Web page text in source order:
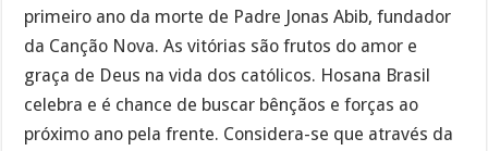
primeiro ano da morte de Padre Jonas Abib, fundador
da Canção Nova. As vitórias são frutos do amor e
graça de Deus na vida dos católicos. Hosana Brasil
celebra e é chance de buscar bênçãos e forças ao
próximo ano pela frente. Considera-se que através da